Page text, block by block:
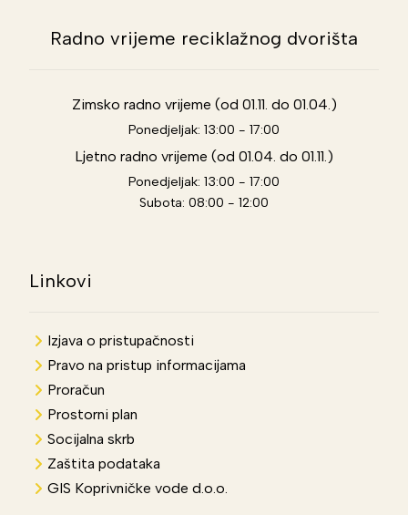
Radno vrijeme reciklažnog dvorišta
Zimsko radno vrijeme (od 01.11. do 01.04.)
Ponedjeljak: 13:00 - 17:00
Ljetno radno vrijeme (od 01.04. do 01.11.)
Ponedjeljak: 13:00 - 17:00
Subota: 08:00 - 12:00
Linkovi
Izjava o pristupačnosti
Pravo na pristup informacijama
Proračun
Prostorni plan
Socijalna skrb
Zaštita podataka
GIS Koprivničke vode d.o.o.